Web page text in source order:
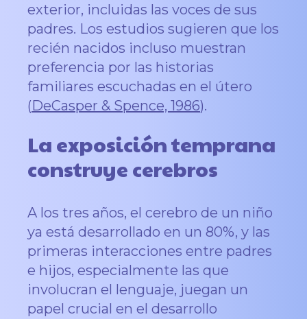
exterior, incluidas las voces de sus
padres. Los estudios sugieren que los
recién nacidos incluso muestran
preferencia por las historias
familiares escuchadas en el útero
(DeCasper & Spence, 1986).
La exposición temprana
construye cerebros
A los tres años, el cerebro de un niño
ya está desarrollado en un 80%, y las
primeras interacciones entre padres
e hijos, especialmente las que
involucran el lenguaje, juegan un
papel crucial en el desarrollo